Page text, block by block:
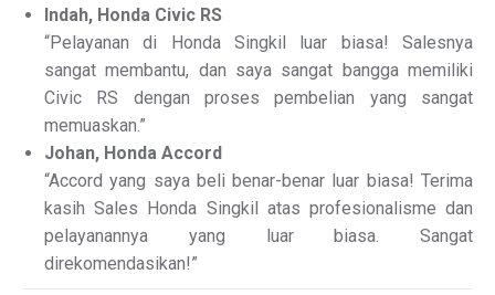
Indah, Honda Civic RS
“Pelayanan di Honda Singkil luar biasa! Salesnya
sangat membantu, dan saya sangat bangga memiliki
Civic RS dengan proses pembelian yang sangat
memuaskan.”
Johan, Honda Accord
“Accord yang saya beli benar-benar luar biasa! Terima
kasih Sales Honda Singkil atas profesionalisme dan
pelayanannya yang luar biasa. Sangat
direkomendasikan!”